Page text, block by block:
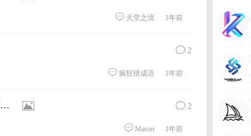
天堂之境 1年前
2
疯狂猜成语 1年前
2
Mason 1年前